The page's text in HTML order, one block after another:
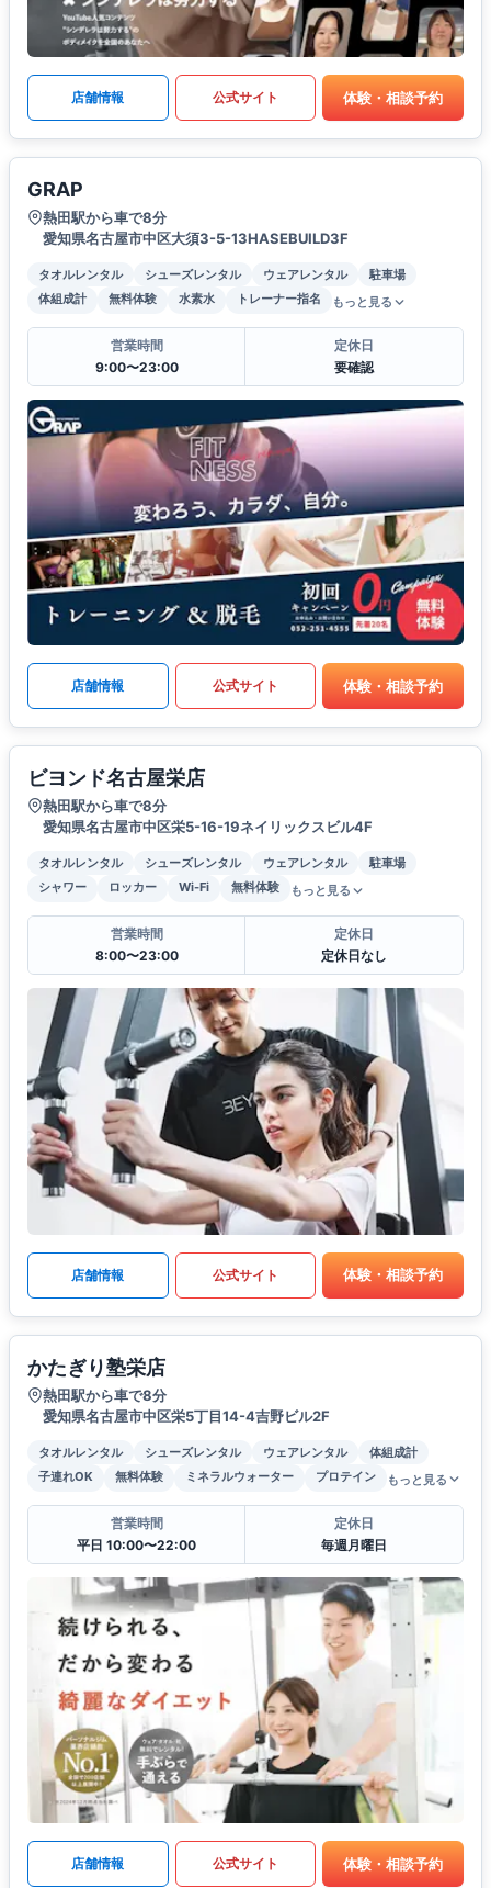
店舗情報 公式サイト 体験・相談予約
GRAP
熱田駅から車で8分
愛知県名古屋市中区大須3-5-13HASEBUILD3F
タオルレンタル シューズレンタル ウェアレンタル
駐車場
体組成計
無料体験 水素水 トレーナー指名 もっと見る
営業時間
9:00〜23:00
定休日
要確認
店舗情報 公式サイト 体験・相談予約
ビヨンド名古屋栄店
熱田駅から車で8分
愛知県名古屋市中区栄5-16-19ネイリックスビル4F
タオルレンタル シューズレンタル ウェアレンタル
駐車場
シャワー
ロッカー Wi-Fi 無料体験 もっと見る
営業時間
8:00〜23:00
定休日
定休日なし
店舗情報 公式サイト 体験・相談予約
かたぎり塾栄店
熱田駅から車で8分
愛知県名古屋市中区栄5丁目14-4吉野ビル2F
タオルレンタル シューズレンタル ウェアレンタル
体組成計
子連れOK
無料体験 ミネラルウォーター プロテイン もっと見る
営業時間
平日 10:00〜22:00
定休日
毎週月曜日
店舗情報 公式サイト 体験・相談予約